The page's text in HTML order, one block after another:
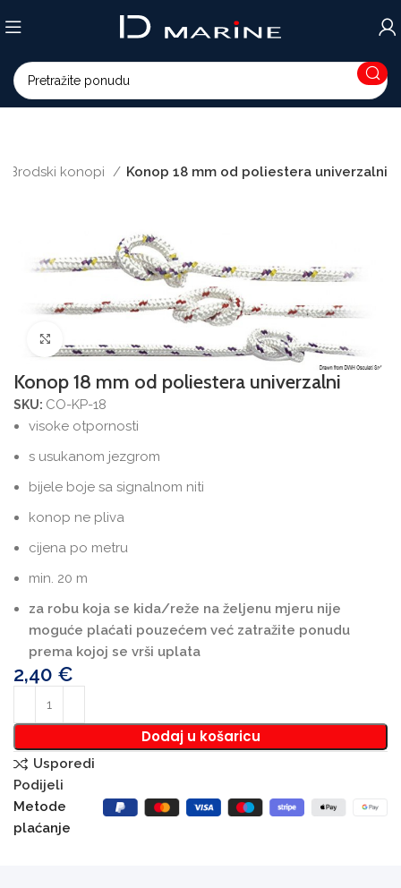
Brodski konopi Konop 18 mm od poliestera univerzalni
Konop 18 mm od poliestera univerzalni
SKU: CO-KP-18
visoke otpornosti
s usukanom jezgrom
bijele boje sa signalnom niti
konop ne pliva
cijena po metru
min. 20 m
za robu koja se kida/reže na željenu mjeru nije
moguće plaćati pouzećem već zatražite ponudu
prema kojoj se vrši uplata
2,40 €
Dodaj u košaricu
Usporedi
Podijeli
Metode
plaćanje